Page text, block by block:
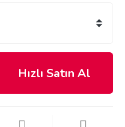
Hızlı Satın Al